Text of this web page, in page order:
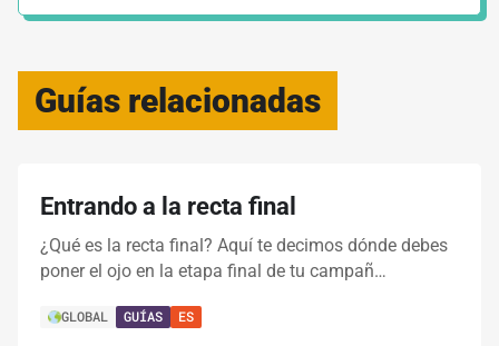
Guías relacionadas
Entrando a la recta final
¿Qué es la recta final? Aquí te decimos dónde debes
poner el ojo en la etapa final de tu campañ…
GLOBAL GUÍAS ES